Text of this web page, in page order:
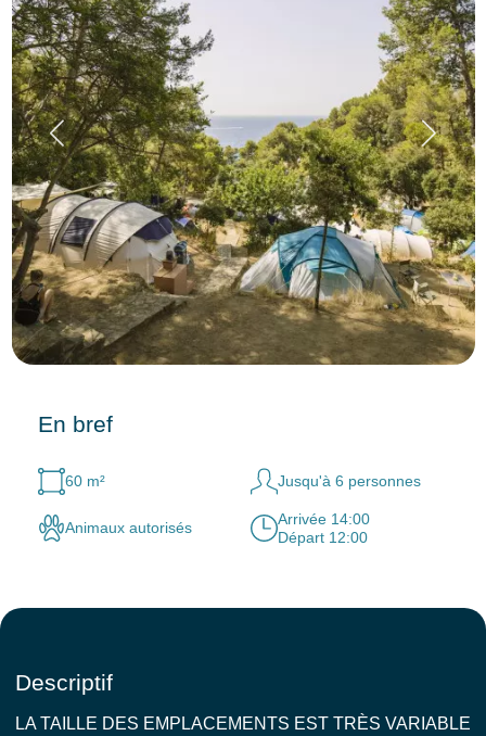
En bref
60 m² Jusqu'à 6 personnes
Animaux autorisés
Arrivée 14:00
Départ 12:00
Descriptif
LA TAILLE DES EMPLACEMENTS EST TRÈS VARIABLE